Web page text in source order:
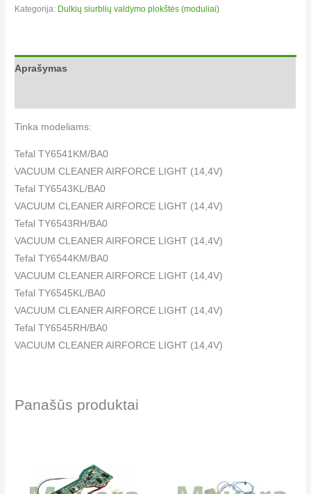
Kategorija: Dulkių siurblių valdymo plokštės (moduliai)
Aprašymas
Tinka modeliams:
Tefal TY6541KM/BA0
VACUUM CLEANER AIRFORCE LIGHT (14,4V)
Tefal TY6543KL/BA0
VACUUM CLEANER AIRFORCE LIGHT (14,4V)
Tefal TY6543RH/BA0
VACUUM CLEANER AIRFORCE LIGHT (14,4V)
Tefal TY6544KM/BA0
VACUUM CLEANER AIRFORCE LIGHT (14,4V)
Tefal TY6545KL/BA0
VACUUM CLEANER AIRFORCE LIGHT (14,4V)
Tefal TY6545RH/BA0
VACUUM CLEANER AIRFORCE LIGHT (14,4V)
Tefal TY6547RH/BA0
VACUUM CLEANER AIRFORCE LIGHT (14,4V)
Rowenta RH6545WH/BA0
VACUUM CLEANER AIRFORCE LIGHT (14,4V)
Panašūs produktai